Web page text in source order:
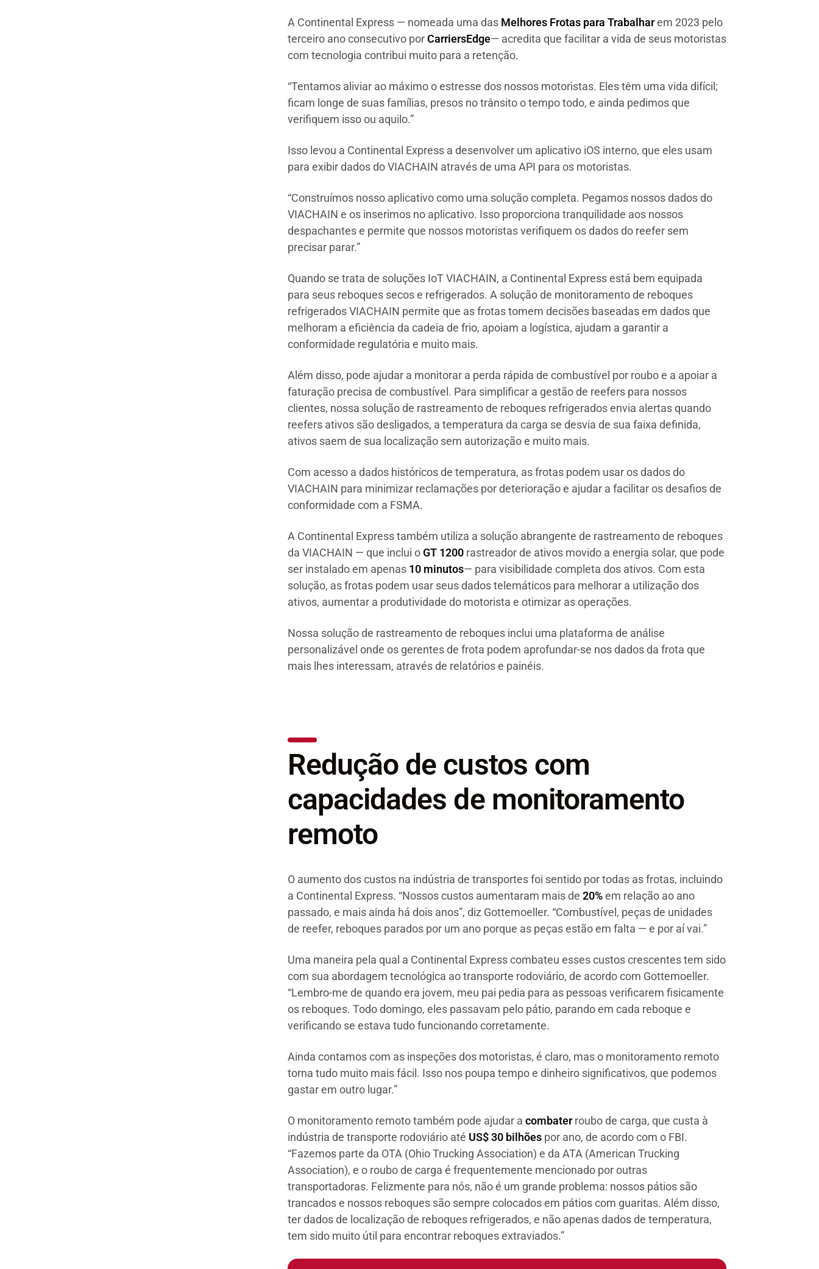
A Continental Express — nomeada uma das Melhores Frotas para Trabalharem 2023 pelo
terceiro ano consecutivo porCarriersEdge— acredita que facilitar a vida de seus motoristas
com tecnologia contribui muito para a retenção.
“Tentamos aliviar ao máximo o estresse dos nossos motoristas. Eles têm uma vida difícil;
ficam longe de suas famílias, presos no trânsito o tempo todo, e ainda pedimos que
verifiquem isso ou aquilo.”
Isso levou a Continental Express a desenvolver um aplicativo iOS interno, que eles usam
para exibir dados do VIACHAIN através de uma API para os motoristas.
“Construímos nosso aplicativo como uma solução completa. Pegamos nossos dados do
VIACHAIN e os inserimos no aplicativo. Isso proporciona tranquilidade aos nossos
despachantes e permite que nossos motoristas verifiquem os dados do reefer sem
precisar parar.”
Quando se trata de soluções IoT VIACHAIN, a Continental Express está bem equipada
para seus reboques secos e refrigerados. A solução de monitoramento de reboques
refrigerados VIACHAIN permite que as frotas tomem decisões baseadas em dados que
melhoram a eficiência da cadeia de frio, apoiam a logística, ajudam a garantir a
conformidade regulatória e muito mais.
Além disso, pode ajudar a monitorar a perda rápida de combustível por roubo e a apoiar a
faturação precisa de combustível. Para simplificar a gestão de reefers para nossos
clientes, nossa solução de rastreamento de reboques refrigerados envia alertas quando
reefers ativos são desligados, a temperatura da carga se desvia de sua faixa definida,
ativos saem de sua localização sem autorização e muito mais.
Com acesso a dados históricos de temperatura, as frotas podem usar os dados do
VIACHAIN para minimizar reclamações por deterioração e ajudar a facilitar os desafios de
conformidade com a FSMA.
A Continental Express também utiliza a solução abrangente de rastreamento de reboques
da VIACHAIN — que inclui oGT 1200 rastreador de ativos movido a energia solar, que pode
ser instalado em apenas 10 minutos— para visibilidade completa dos ativos. Com esta
solução, as frotas podem usar seus dados telemáticos para melhorar a utilização dos
ativos, aumentar a produtividade do motorista e otimizar as operações.
Nossa solução de rastreamento de reboques inclui uma plataforma de análise
personalizável onde os gerentes de frota podem aprofundar-se nos dados da frota que
mais lhes interessam, através de relatórios e painéis.
Redução de custos com
capacidades de monitoramento
remoto
O aumento dos custos na indústria de transportes foi sentido por todas as frotas, incluindo
a Continental Express. “Nossos custos aumentaram mais de 20%em relação ao ano
passado, e mais ainda há dois anos”, diz Gottemoeller. “Combustível, peças de unidades
de reefer, reboques parados por um ano porque as peças estão em falta — e por aí vai.”
Uma maneira pela qual a Continental Express combateu esses custos crescentes tem sido
com sua abordagem tecnológica ao transporte rodoviário, de acordo com Gottemoeller.
“Lembro-me de quando era jovem, meu pai pedia para as pessoas verificarem fisicamente
os reboques. Todo domingo, eles passavam pelo pátio, parando em cada reboque e
verificando se estava tudo funcionando corretamente.
Ainda contamos com as inspeções dos motoristas, é claro, mas o monitoramento remoto
torna tudo muito mais fácil. Isso nos poupa tempo e dinheiro significativos, que podemos
gastar em outro lugar.”
O monitoramento remoto também pode ajudar a combaterroubo de carga, que custa à
indústria de transporte rodoviário até US$ 30 bilhões por ano, de acordo com o FBI.
“Fazemos parte da OTA (Ohio Trucking Association) e da ATA (American Trucking
Association), e o roubo de carga é frequentemente mencionado por outras
transportadoras. Felizmente para nós, não é um grande problema: nossos pátios são
trancados e nossos reboques são sempre colocados em pátios com guaritas. Além disso,
ter dados de localização de reboques refrigerados, e não apenas dados de temperatura,
tem sido muito útil para encontrar reboques extraviados.”